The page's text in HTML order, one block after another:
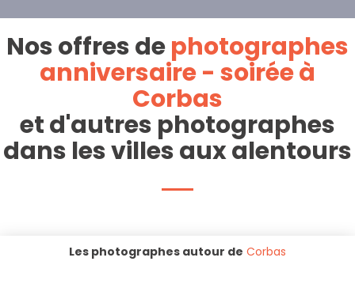
Nos offres dephotographes
anniversaire - soirée à
Corbas
et d'autres photographes
dans les villes aux alentours
Les photographes autour de Corbas